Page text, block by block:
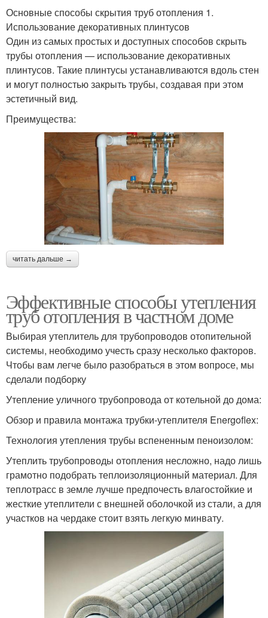
Основные способы скрытия труб отопления 1.
Использование декоративных плинтусов
Один из самых простых и доступных способов скрыть
трубы отопления — использование декоративных
плинтусов. Такие плинтусы устанавливаются вдоль стен
и могут полностью закрыть трубы, создавая при этом
эстетичный вид.
Преимущества:
читать дальше →
Эффективные способы утепления
труб отопления в частном доме
Выбирая утеплитель для трубопроводов отопительной
системы, необходимо учесть сразу несколько факторов.
Чтобы вам легче было разобраться в этом вопросе, мы
сделали подборку
Утепление уличного трубопровода от котельной до дома:
Обзор и правила монтажа трубки-утеплителя Energoflex:
Технология утепления трубы вспененным пеноизолом:
Утеплить трубопроводы отопления несложно, надо лишь
грамотно подобрать теплоизоляционный материал. Для
теплотрасс в земле лучше предпочесть влагостойкие и
жесткие утеплители с внешней оболочкой из стали, а для
участков на чердаке стоит взять легкую минвату.